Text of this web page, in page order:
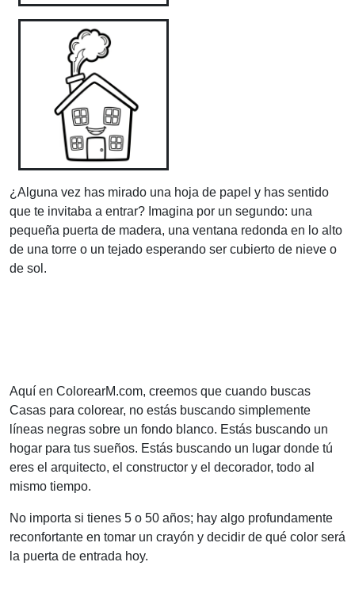
¿Alguna vez has mirado una hoja de papel y has sentido
que te invitaba a entrar? Imagina por un segundo: una
pequeña puerta de madera, una ventana redonda en lo alto
de una torre o un tejado esperando ser cubierto de nieve o
de sol.
Aquí en ColorearM.com, creemos que cuando buscas
Casas para colorear, no estás buscando simplemente
líneas negras sobre un fondo blanco. Estás buscando un
hogar para tus sueños. Estás buscando un lugar donde tú
eres el arquitecto, el constructor y el decorador, todo al
mismo tiempo.
No importa si tienes 5 o 50 años; hay algo profundamente
reconfortante en tomar un crayón y decidir de qué color será
la puerta de entrada hoy.